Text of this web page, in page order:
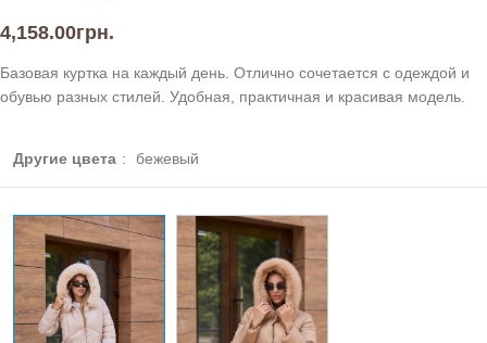
4,158.00грн.
Базовая куртка на каждый день. Отлично сочетается с одеждой и
обувью разных стилей. Удобная, практичная и красивая модель.
Другие цвета : бежевый